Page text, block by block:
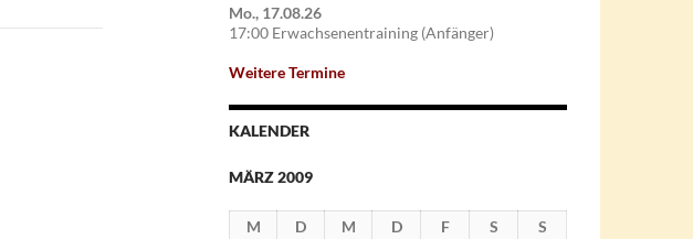
Mo., 17.08.26
17:00 Erwachsenentraining (Anfänger)
Weitere Termine
KALENDER
MÄRZ 2009
M D M D F S
S